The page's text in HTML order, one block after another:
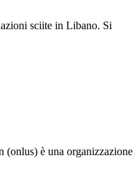
sciite in Libano. Si
(onlus) è una organizzazione